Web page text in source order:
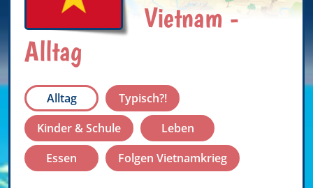
Vietnam -
Alltag
Alltag
Typisch?!
Kinder & Schule
Leben
Essen
Folgen Vietnamkrieg